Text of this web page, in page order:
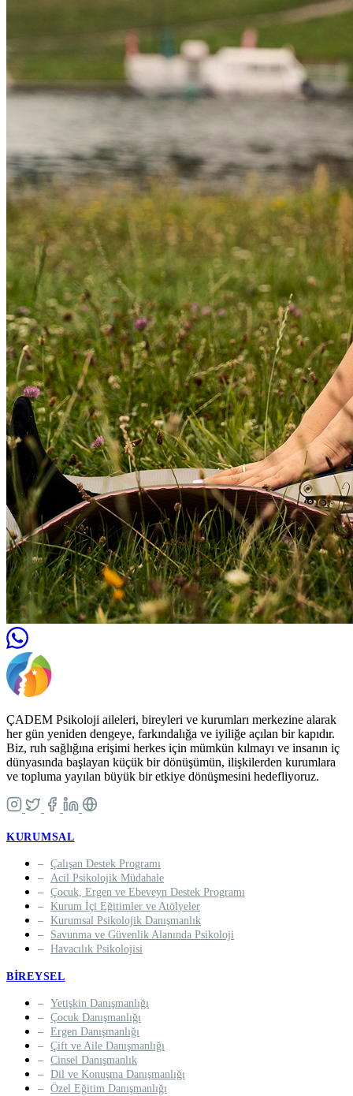
ÇADEM Psikoloji aileleri, bireyleri ve kurumları merkezine alarak
her gün yeniden dengeye, farkındalığa ve iyiliğe açılan bir kapıdır.
Biz, ruh sağlığına erişimi herkes için mümkün kılmayı ve insanın iç
dünyasında başlayan küçük bir dönüşümün, ilişkilerden kurumlara
ve topluma yayılan büyük bir etkiye dönüşmesini hedefliyoruz.
KURUMSAL
Çalışan Destek Programı
Acil Psikolojik Müdahale
Çocuk, Ergen ve Ebeveyn Destek Programı
Kurum İçi Eğitimler ve Atölyeler
Kurumsal Psikolojik Danışmanlık
Savunma ve Güvenlik Alanında Psikoloji
Havacılık Psikolojisi
BIREYSEL
Yetişkin Danışmanlığı
Çocuk Danışmanlığı
Ergen Danışmanlığı
Çift ve Aile Danışmanlığı
Cinsel Danışmanlık
Dil ve Konuşma Danışmanlığı
Özel Eğitim Danışmanlığı